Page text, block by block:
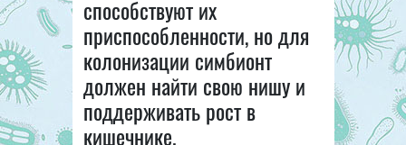
способствуют их
приспособленности, но для
колонизации симбионт
должен найти свою нишу и
поддерживать рост в
кишечнике.